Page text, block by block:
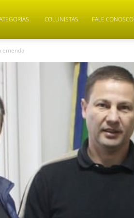
COLUNISTAS FALE CONOSCO
emenda